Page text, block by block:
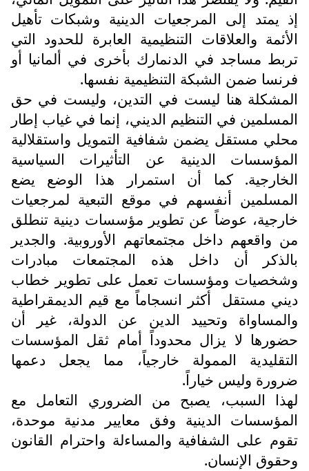
إذ يمتد إلى المرجعيات الدينية وشبكات تأهيل
الأئمة والعلاقات التنظيمية العابرة للحدود التي
تربط مساجد في الدنمارك بأخرى في ألمانيا أو
فرنسا ضمن الشبكة التنظيمية نفسها.
المشكلة هنا ليست في التدين، وليست في حق
المسلمين في التنظيم الديني، إنما في غياب إطار
محلي مستقل يضمن شفافية التمويل واستقلالية
المؤسسات الدينية عن التأثيرات السياسية
الخارجية. كما أن استمرار هذا الوضع يضع
المسلمين أنفسهم في موقع التبعية لمرجعيات
خارجية، عوضاً عن تطوير مؤسسات دينية تنطلق
من واقعهم داخل مجتمعاتهم الأوروبية. والجدير
بالذكر أن داخل هذه المجتمعات مبادرات
وشخصيات ومؤسسات تعمل على تطوير خطاب
ديني مستقل
أكثر انسجاماً مع قيم الديمقراطية
والمساواة وتحييد الدين عن الدولة، غير أن
حضورها لا يزال محدوداً أمام ثقل المؤسسات
التقليدية الممولة خارجياً، مما يجعل دعمها
ضرورة وليس خياراً.
لهذا السبب، يصبح من الضروري التعامل مع
المؤسسات الدينية وفق معايير مدنية موحدة،
تقوم على الشفافية والمساءلة واحترام القانون
وحقوق الإنسان.